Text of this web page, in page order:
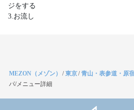
ジをする
3.お流し
MEZON（メゾン） /東京/青山・表参道・原
パ/メニュー詳細